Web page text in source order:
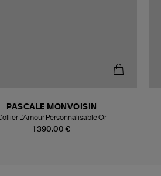
1 390,00 €
PASCALE MONVOISIN
L'Amour Personnalisable Or